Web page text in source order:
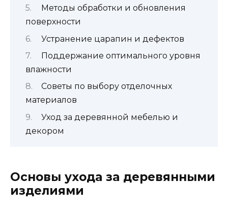
Методы обработки и обновления
поверхности
Устранение царапин и дефектов
Поддержание оптимального уровня
влажности
Советы по выбору отделочных
материалов
Уход за деревянной мебелью и
декором
Основы ухода за деревянными
изделиями